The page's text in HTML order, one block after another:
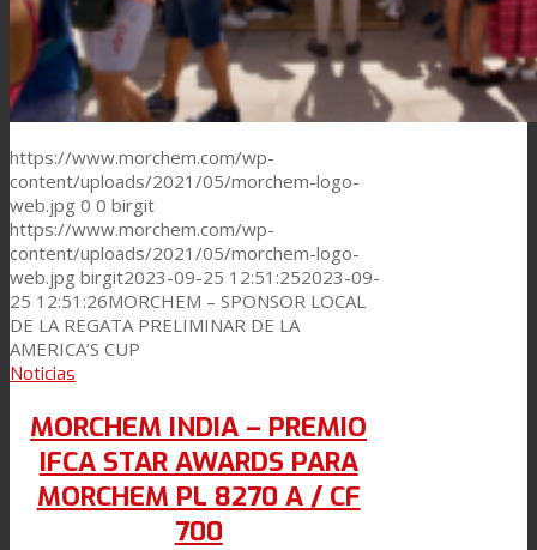
https://www.morchem.com/wp-
content/uploads/2021/05/morchem-logo-
web.jpg 0 0 birgit
https://www.morchem.com/wp-
content/uploads/2021/05/morchem-logo-
web.jpg birgit2023-09-25 12:51:252023-09-
25 12:51:26MORCHEM – SPONSOR LOCAL
DE LA REGATA PRELIMINAR DE LA
AMERICA’S CUP
Noticias
MORCHEM INDIA – PREMIO
IFCA STAR AWARDS PARA
MORCHEM PL 8270 A / CF
700